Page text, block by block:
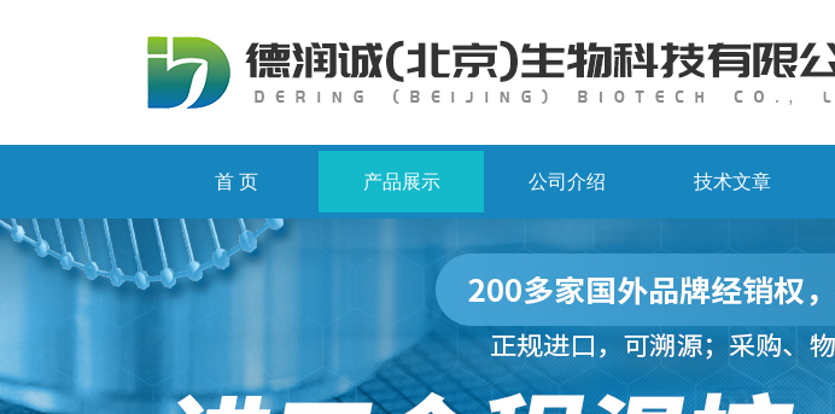
首 页 产品展示 公司介绍 技术文章